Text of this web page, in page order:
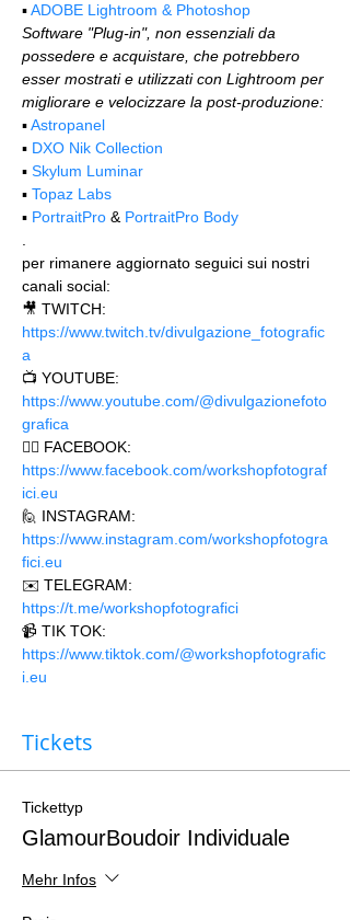
▪️ ADOBE Lightroom & Photoshop
Software "Plug-in", non essenziali da
possedere e acquistare, che potrebbero
esser mostrati e utilizzati con Lightroom per
migliorare e velocizzare la post-produzione:
▪️ Astropanel
▪️ DXO Nik Collection
▪️ Skylum Luminar
▪️ Topaz Labs
▪️ PortraitPro & PortraitPro Body
per rimanere aggiornato seguici sui nostri
canali social:
🎥 TWITCH:
https://www.twitch.tv/divulgazione_fotografic
a
📺 YOUTUBE:
https://www.youtube.com/@divulgazionefoto
grafica
🙋‍♂️ FACEBOOK:
https://www.facebook.com/workshopfotograf
ici.eu
🙋 INSTAGRAM:
https://www.instagram.com/workshopfotogra
fici.eu
✉️ TELEGRAM:
https://t.me/workshopfotografici
📹 TIK TOK:
https://www.tiktok.com/@workshopfotografic
i.eu
Tickets
Tickettyp
GlamourBoudoir Individuale
Mehr Infos